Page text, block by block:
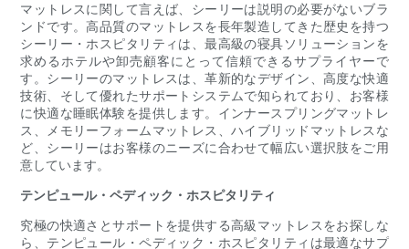
マットレスに関して言えば、シーリーは説明の必要がないブラ
ンドです。高品質のマットレスを長年製造してきた歴史を持つ
シーリー・ホスピタリティは、最高級の寝具ソリューションを
求めるホテルや卸売顧客にとって信頼できるサプライヤーで
す。シーリーのマットレスは、革新的なデザイン、高度な快適
技術、そして優れたサポートシステムで知られており、お客様
に快適な睡眠体験を提供します。インナースプリングマットレ
ス、メモリーフォームマットレス、ハイブリッドマットレスな
ど、シーリーはお客様のニーズに合わせて幅広い選択肢をご用
意しています。
テンピュール・ペディック・ホスピタリティ
究極の快適さとサポートを提供する高級マットレスをお探しな
ら、テンピュール・ペディック・ホスピタリティは最適なサプ